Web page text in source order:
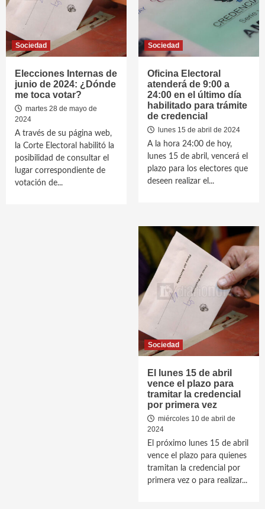
Sociedad
Elecciones Internas de
junio de 2024: ¿Dónde
me toca votar?
martes 28 de mayo de
2024
A través de su página web,
la Corte Electoral habilitó la
posibilidad de consultar el
lugar correspondiente de
votación de...
Sociedad
Oficina Electoral
atenderá de 9:00 a
24:00 en el último día
habilitado para trámite
de credencial
lunes 15 de abril de 2024
A la hora 24:00 de hoy,
lunes 15 de abril, vencerá el
plazo para los electores que
deseen realizar el...
Sociedad
El lunes 15 de abril
vence el plazo para
tramitar la credencial
por primera vez
miércoles 10 de abril de
2024
El próximo lunes 15 de abril
vence el plazo para quienes
tramitan la credencial por
primera vez o para realizar...